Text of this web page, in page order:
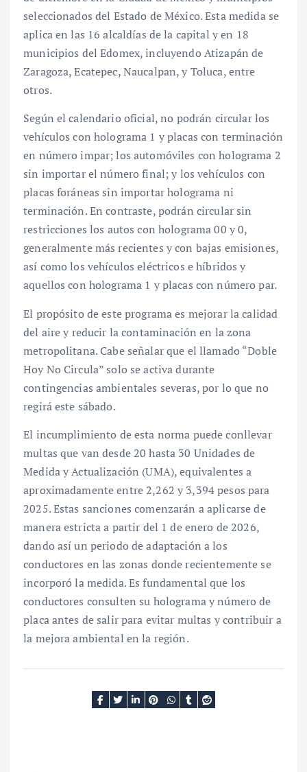
seleccionados del Estado de México. Esta medida se
aplica en las 16 alcaldías de la capital y en 18
municipios del Edomex, incluyendo Atizapán de
Zaragoza, Ecatepec, Naucalpan, y Toluca, entre
otros.
Según el calendario oficial, no podrán circular los
vehículos con holograma 1 y placas con terminación
en número impar; los automóviles con holograma 2
sin importar el número final; y los vehículos con
placas foráneas sin importar holograma ni
terminación. En contraste, podrán circular sin
restricciones los autos con holograma 00 y 0,
generalmente más recientes y con bajas emisiones,
así como los vehículos eléctricos e híbridos y
aquellos con holograma 1 y placas con número par.
El propósito de este programa es mejorar la calidad
del aire y reducir la contaminación en la zona
metropolitana. Cabe señalar que el llamado “Doble
Hoy No Circula” solo se activa durante
contingencias ambientales severas, por lo que no
regirá este sábado.
El incumplimiento de esta norma puede conllevar
multas que van desde 20 hasta 30 Unidades de
Medida y Actualización (UMA), equivalentes a
aproximadamente entre 2,262 y 3,394 pesos para
2025. Estas sanciones comenzarán a aplicarse de
manera estricta a partir del 1 de enero de 2026,
dando así un periodo de adaptación a los
conductores en las zonas donde recientemente se
incorporó la medida. Es fundamental que los
conductores consulten su holograma y número de
placa antes de salir para evitar multas y contribuir a
la mejora ambiental en la región.